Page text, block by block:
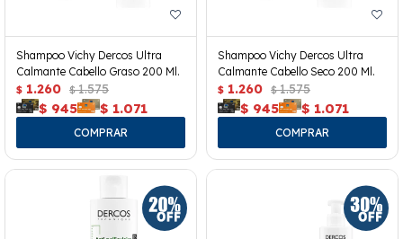
Shampoo Vichy Dercos Ultra
Calmante Cabello Graso 200 Ml.
$ 1.260 $ 1.575
$ 945 $ 1.071
Shampoo Vichy Dercos Ultra
Calmante Cabello Seco 200 Ml.
$ 1.260 $ 1.575
$ 945 $ 1.071